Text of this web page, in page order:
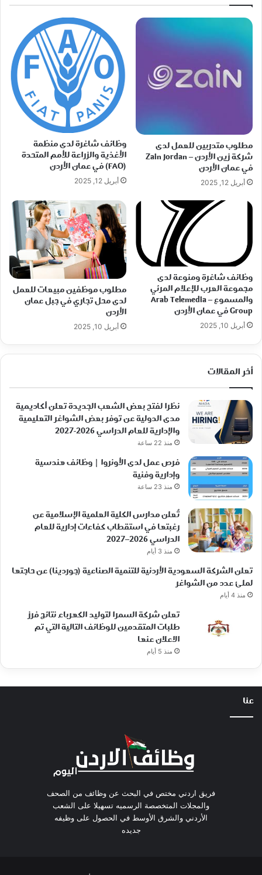
مطلوب متدربين للعمل لدى
شركة زين الأردن – Zain Jordan
في عمان الأردن
أبريل 12, 2025
وظائف شاغرة لدى منظمة
الأغذية والزراعة للأمم المتحدة
(FAO) في عمان الأردن
أبريل 12, 2025
وظائف شاغرة ومنوعة لدى
مجموعة العرب للإعلام المرئي
والمسموع – Arab Telemedia
Group في عمان الأردن
أبريل 10, 2025
مطلوب موظفين مبيعات للعمل
لدى محل تجاري في جبل عمان
الأردن
أبريل 10, 2025
أخر المقالات
نظرا لفتح بعض الشعب الجديدة تعلن أكاديمية
مدى الدولية عن توفر بعض الشواغر التعليمية
والإدارية للعام الدراسي 2026-2027
منذ 22 ساعة
فرص عمل لدى الأونروا | وظائف هندسية
وإدارية وفنية
منذ 23 ساعة
تُعلن مدارس الكلية العلمية الإسلامية عن
رغبتها في استقطاب كفاءات إدارية للعام
الدراسي 2026–2027
منذ 3 أيام
تعلن الشركة السعودية الأردنية للتنمية الصناعية (جوردينا) عن حاجتها
لملئ عدد من الشواغر
منذ 4 أيام
تعلن شركة السمرا لتوليد الكهرباء نتائج فرز
طلبات المتقدمين للوظائف التالية التي تم
الاعلان عنها
منذ 5 أيام
عنا
فريق اردني مختص في البحث عن وظائف من الصحف
والمجلات المتخصصة الرسميه تسهيلا على الشعب
الأردني والشرق الأوسط في الحصول على وظيفه
جديده